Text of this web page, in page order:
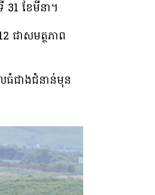
31 ខែមីនា។
ជា​សមត្ថភាព​
ធំជាងជំនាន់មុន